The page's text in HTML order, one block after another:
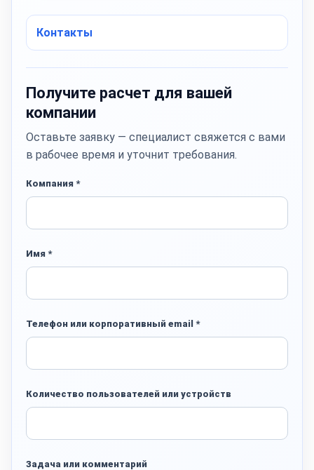
Контакты
Получите расчет для вашей
компании
Оставьте заявку — специалист свяжется с вами
в рабочее время и уточнит требования.
Компания *
Имя *
Телефон или корпоративный email *
Количество пользователей или устройств
Задача или комментарий